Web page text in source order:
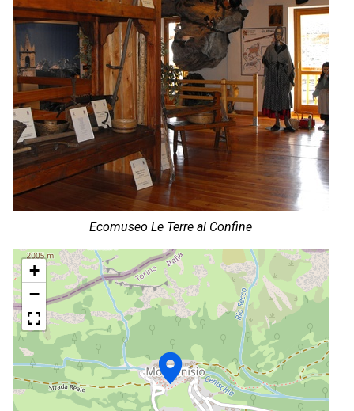
Ecomuseo Le Terre al Confine
+
−